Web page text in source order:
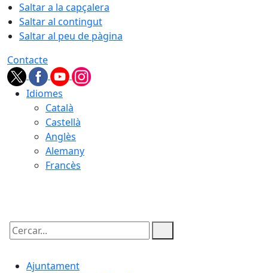
Saltar a la capçalera
Saltar al contingut
Saltar al peu de pàgina
Contacte
Idiomes
Català
Castellà
Anglès
Alemany
Francès
Cercar:
Ajuntament